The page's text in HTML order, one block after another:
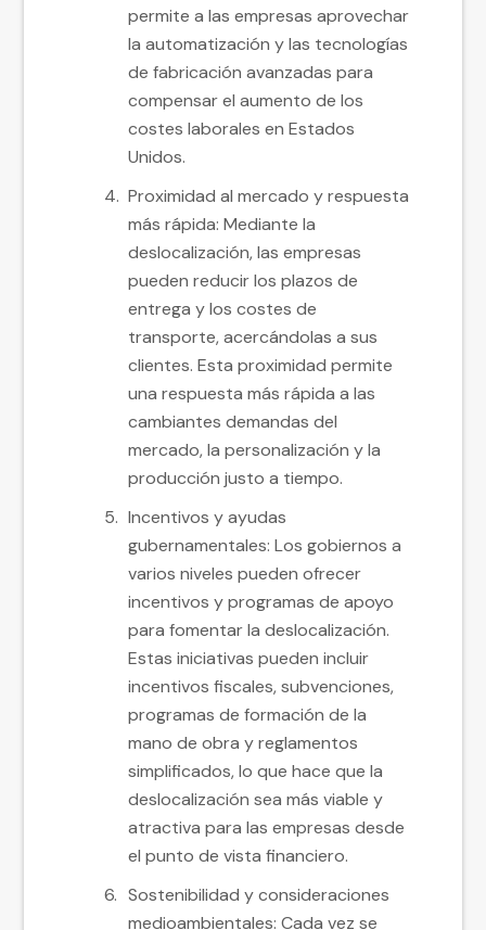
permite a las empresas aprovechar
la automatización y las tecnologías
de fabricación avanzadas para
compensar el aumento de los
costes laborales en Estados
Unidos.
Proximidad al mercado y respuesta
más rápida: Mediante la
deslocalización, las empresas
pueden reducir los plazos de
entrega y los costes de
transporte, acercándolas a sus
clientes. Esta proximidad permite
una respuesta más rápida a las
cambiantes demandas del
mercado, la personalización y la
producción justo a tiempo.
Incentivos y ayudas
gubernamentales: Los gobiernos a
varios niveles pueden ofrecer
incentivos y programas de apoyo
para fomentar la deslocalización.
Estas iniciativas pueden incluir
incentivos fiscales, subvenciones,
programas de formación de la
mano de obra y reglamentos
simplificados, lo que hace que la
deslocalización sea más viable y
atractiva para las empresas desde
el punto de vista financiero.
Sostenibilidad y consideraciones
medioambientales: Cada vez se